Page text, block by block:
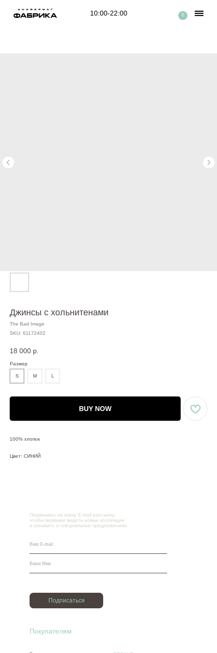
10:00-22:00
Джинсы с хольнитенами
The Bad Image
SKU: 61172402
18 000 р.
Размер
S M L
BUY NOW
100% хлопок
Цвет: СИНИЙ
Подпишись на нашу E-mail рассылку,
чтобы первыми видеть новые коллекции
и узнавать о специальных предложениях.
Покупателям
Подписаться